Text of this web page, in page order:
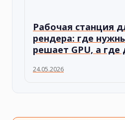
Рабочая станция
рендера: где
решает GPU, а где
24.05.2026